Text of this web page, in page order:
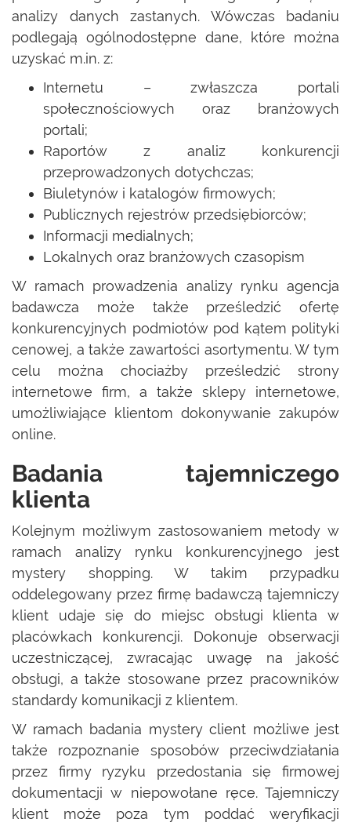
analizy danych zastanych. Wówczas badaniu
podlegają ogólnodostępne dane, które można
uzyskać m.in. z:
Internetu – zwłaszcza portali
społecznościowych oraz branżowych
portali;
Raportów z analiz konkurencji
przeprowadzonych dotychczas;
Biuletynów i katalogów firmowych;
Publicznych rejestrów przedsiębiorców;
Informacji medialnych;
Lokalnych oraz branżowych czasopism
W ramach prowadzenia analizy rynku agencja
badawcza może także prześledzić ofertę
konkurencyjnych podmiotów pod kątem polityki
cenowej, a także zawartości asortymentu. W tym
celu można chociażby prześledzić strony
internetowe firm, a także sklepy internetowe,
umożliwiające klientom dokonywanie zakupów
online.
Badania tajemniczego
klienta
Kolejnym możliwym zastosowaniem metody w
ramach analizy rynku konkurencyjnego jest
mystery shopping. W takim przypadku
oddelegowany przez firmę badawczą tajemniczy
klient udaje się do miejsc obsługi klienta w
placówkach konkurencji. Dokonuje obserwacji
uczestniczącej, zwracając uwagę na jakość
obsługi, a także stosowane przez pracowników
standardy komunikacji z klientem.
W ramach badania mystery client możliwe jest
także rozpoznanie sposobów przeciwdziałania
przez firmy ryzyku przedostania się firmowej
dokumentacji w niepowołane ręce. Tajemniczy
klient może poza tym poddać weryfikacji